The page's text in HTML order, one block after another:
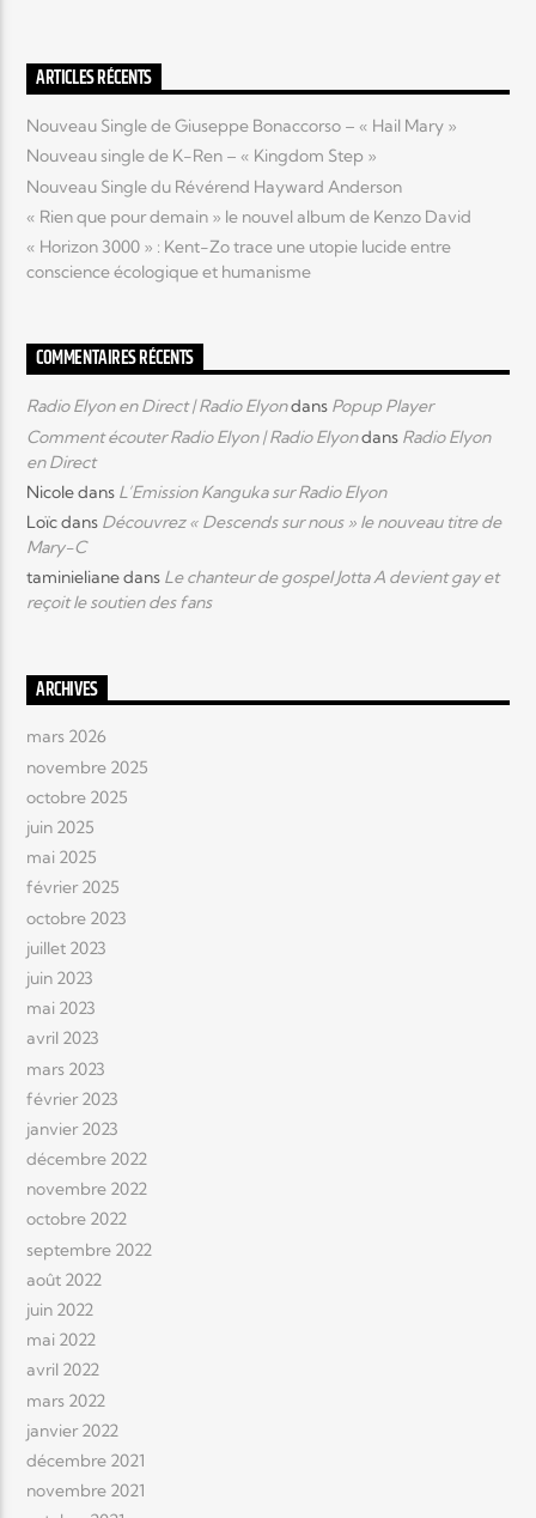
ARTICLES RÉCENTS
Nouveau Single de Giuseppe Bonaccorso – « Hail Mary »
Nouveau single de K-Ren – « Kingdom Step »
Nouveau Single du Révérend Hayward Anderson
« Rien que pour demain » le nouvel album de Kenzo David
« Horizon 3000 » : Kent-Zo trace une utopie lucide entre
conscience écologique et humanisme
COMMENTAIRES RÉCENTS
Radio Elyon en Direct | Radio Elyondans Popup Player
Comment écouter Radio Elyon | Radio Elyondans Radio Elyon
en Direct
Nicoledans L’Emission Kanguka sur Radio Elyon
Loïcdans Découvrez « Descends sur nous » le nouveau titre de
Mary-C
taminielianedans Le chanteur de gospel Jotta A devient gay et
reçoit le soutien des fans
ARCHIVES
mars 2026
novembre 2025
octobre 2025
juin 2025
mai 2025
février 2025
octobre 2023
juillet 2023
juin 2023
mai 2023
avril 2023
mars 2023
février 2023
janvier 2023
décembre 2022
novembre 2022
octobre 2022
septembre 2022
août 2022
juin 2022
mai 2022
avril 2022
mars 2022
janvier 2022
décembre 2021
novembre 2021